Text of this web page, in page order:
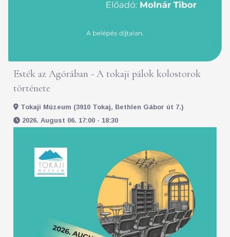
Esték az Agórában - A tokaji pálok kolostorok
története
Tokaji Múzeum (3910 Tokaj, Bethlen Gábor út 7.)
2026. August 06. 17:00 - 18:30